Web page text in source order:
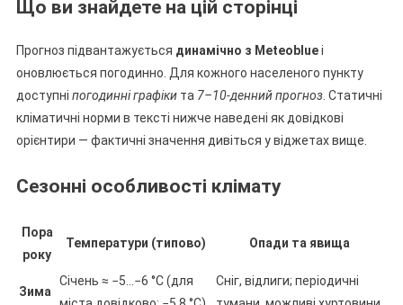
Що ви знайдете на цій сторінці
Прогноз підвантажується динамічно з Meteoblueі
оновлюється погодинно. Для кожного населеного пункту
доступні погодинні графікита 7–10-денний прогноз. Статичні
кліматичні норми в тексті нижче наведені як довідкові
орієнтири — фактичні значення дивіться у віджетах вище.
Сезонні особливості клімату
Пора
року
Температури (типово) Опади та явища
Зима
Січень ≈ −5…−6 °C (для
Сніг, відлиги; періодичні